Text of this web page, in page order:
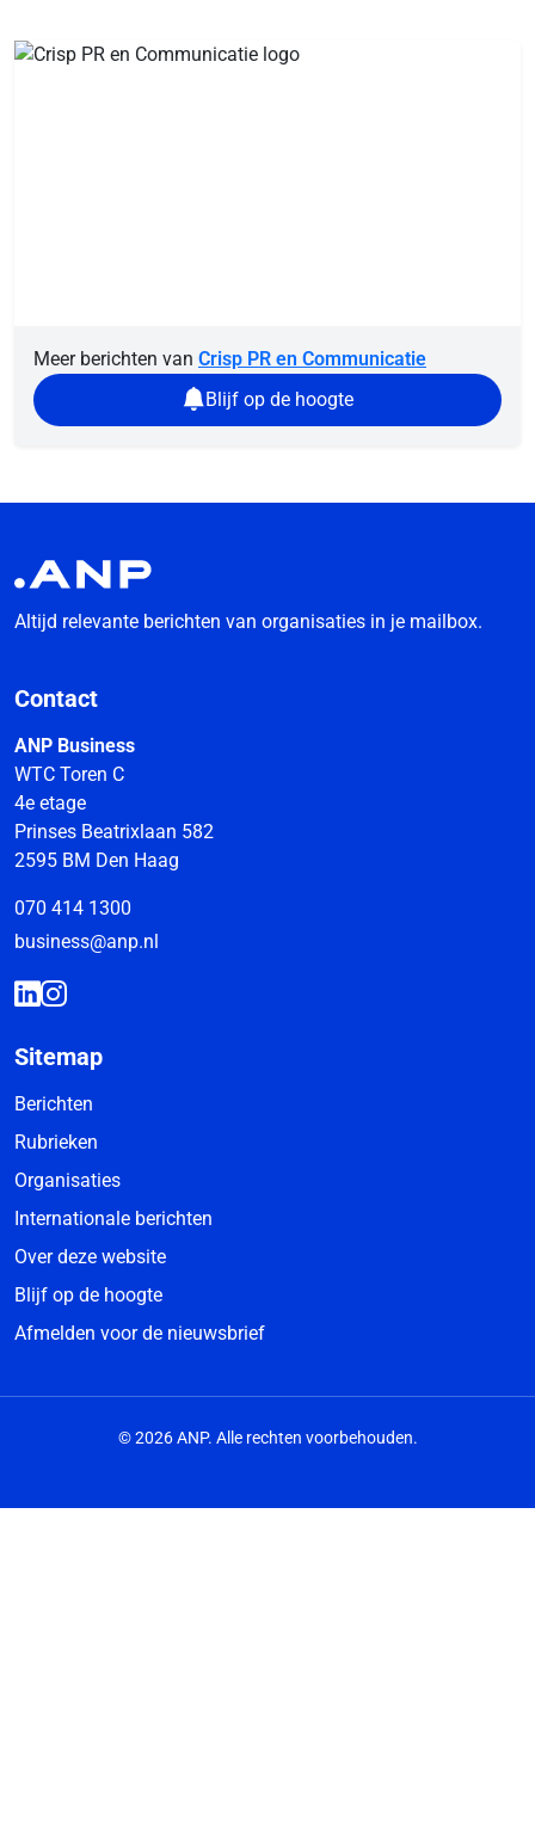
Meer berichten van Crisp PR en Communicatie
Blijf op de hoogte
Altijd relevante berichten van organisaties in je mailbox.
Contact
ANP Business
WTC Toren C
4e etage
Prinses Beatrixlaan 582
2595 BM Den Haag
070 414 1300
business@anp.nl
Sitemap
Berichten
Rubrieken
Organisaties
Internationale berichten
Over deze website
Blijf op de hoogte
Afmelden voor de nieuwsbrief
© 2026 ANP. Alle rechten voorbehouden.